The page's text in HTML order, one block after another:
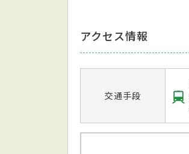
アクセス情報
交通手段